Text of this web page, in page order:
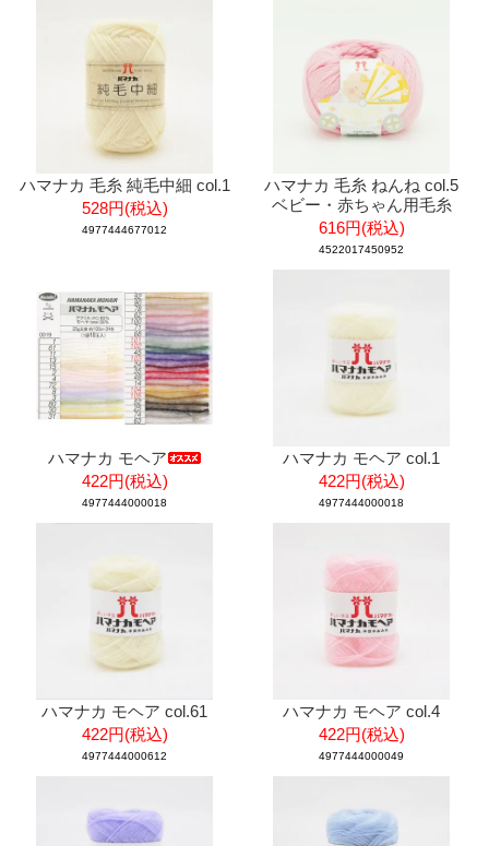
ハマナカ 毛糸 純毛中細 col.1
528円(税込)
4977444677012
ハマナカ 毛糸 ねんね col.5
ベビー・赤ちゃん用毛糸
616円(税込)
4522017450952
ハマナカ モヘア
422円(税込)
4977444000018
ハマナカ モヘア col.1
422円(税込)
4977444000018
ハマナカ モヘア col.61
422円(税込)
4977444000612
ハマナカ モヘア col.4
422円(税込)
4977444000049